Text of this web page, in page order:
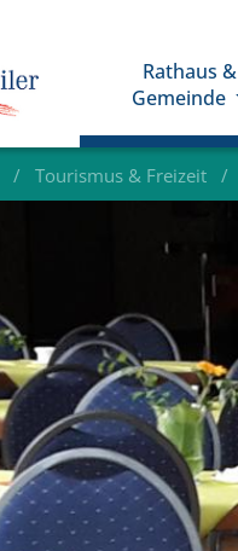
Rathaus &
Gemeinde
Tourismus & Freizeit